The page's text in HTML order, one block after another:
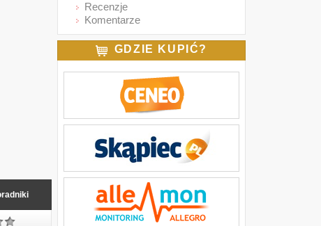
Recenzje
Komentarze
GDZIE KUPIĆ?